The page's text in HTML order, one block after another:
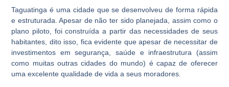
Taguatinga é uma cidade que se desenvolveu de forma rápida
e estruturada. Apesar de não ter sido planejada, assim como o
plano piloto, foi construída a partir das necessidades de seus
habitantes, dito isso, fica evidente que apesar de necessitar de
investimentos em segurança, saúde e infraestrutura (assim
como muitas outras cidades do mundo) é capaz de oferecer
uma excelente qualidade de vida a seus moradores.